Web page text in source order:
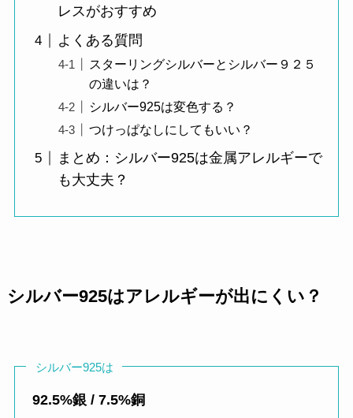
レスがおすすめ
よくある質問
スターリングシルバーとシルバー９２５
の違いは？
シルバー925は変色する？
つけっぱなしにしてもいい？
まとめ：シルバー925は金属アレルギーで
も大丈夫？
シルバー925はアレルギーが出にくい？
シルバー925は
92.5%銀 / 7.5%銅